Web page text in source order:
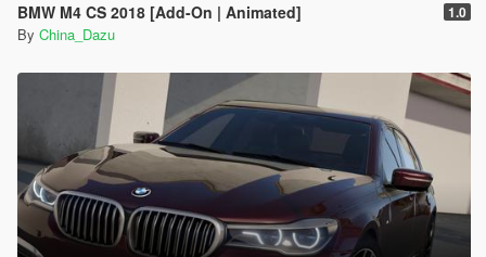
BMW M4 CS 2018 [Add-On | Animated] 1.0
By China_Dazu